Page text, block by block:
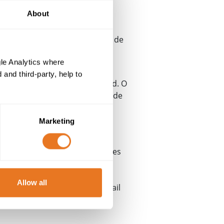
About
Analytics where
and third-party, help to
Marketing
Allow all
a fornecer as confirmações de
de comprimentos de
de cabos interno da Eland. O
do produto, em conformidade
confirmando a sua
precisos; trata-se do único
de grandes dimensões
setor ferroviário continua a
áreas de acesso restrito,
("just-in-time"), a Unipart Rail